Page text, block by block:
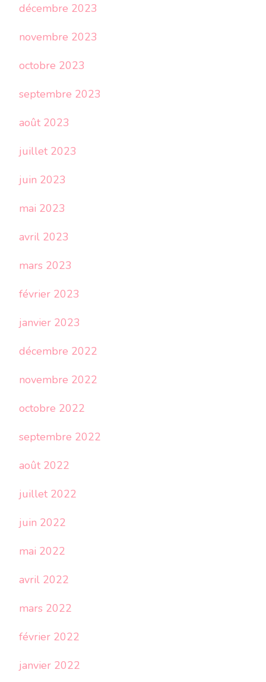
décembre 2023
novembre 2023
octobre 2023
septembre 2023
août 2023
juillet 2023
juin 2023
mai 2023
avril 2023
mars 2023
février 2023
janvier 2023
décembre 2022
novembre 2022
octobre 2022
septembre 2022
août 2022
juillet 2022
juin 2022
mai 2022
avril 2022
mars 2022
février 2022
janvier 2022